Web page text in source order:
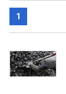
1
02.10.2018